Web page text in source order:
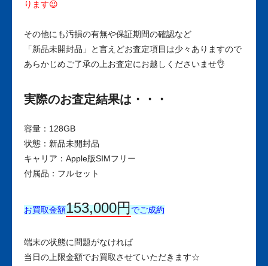
ります😉
その他にも汚損の有無や保証期間の確認など
「新品未開封品」と言えどお査定項目は少々ありますので
あらかじめご了承の上お査定にお越しくださいませ👌
実際のお査定結果は・・・
容量：128GB
状態：新品未開封品
キャリア：Apple版SIMフリー
付属品：フルセット
お買取金額153,000円でご成約
端末の状態に問題がなければ
当日の上限金額でお買取させていただきます☆